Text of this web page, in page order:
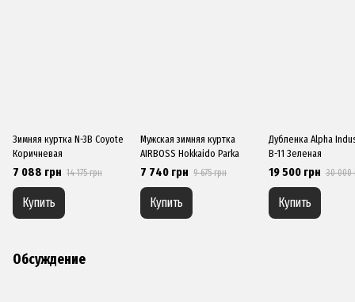
Зимняя куртка N-3B Coyote
Коричневая
7 088 грн 14 175 грн
Купить
Мужская зимняя куртка
AIRBOSS Hokkaido Parka
7 740 грн 9 675 грн
Купить
Дубленка Alpha
B-11 Зеленая
19 500 грн 30 000
Купить
Обсуждение